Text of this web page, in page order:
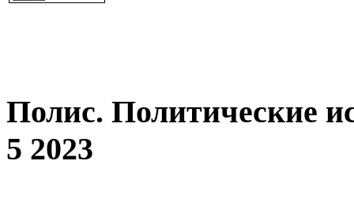
Полис. Политические
5 2023